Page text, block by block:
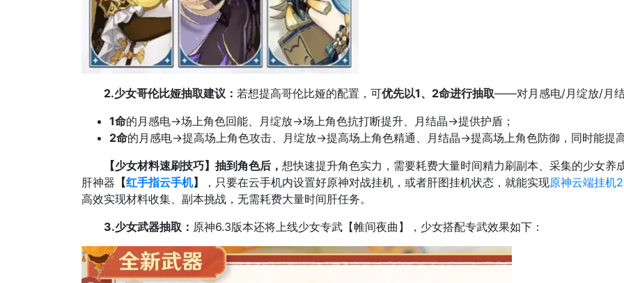
2.少女哥伦比娅抽取建议： 若想提高哥伦比娅的配置，可优先以1、2命进行抽取——对月感电/月绽放/月结
1命的月感电→场上角色回能、月绽放→场上角色抗打断提升、月结晶→提供护盾；
2命的月感电→提高场上角色攻击、月绽放→提高场上角色精通、月结晶→提高场上角色防御，同时能提
【少女材料速刷技巧】抽到角色后， 想快速提升角色实力，需要耗费大量时间精力刷副本、采集的少女
肝神器 【红手指云手机】 ，只要在云手机内设置好原神对战挂机，或者肝图挂机状态，就能实现原神云端挂机
高效实现材料收集、副本挑战，无需耗费大量时间肝任务。
3.少女武器抽取： 原神6.3版本还将上线少女专武【帷间夜曲】，少女搭配专武效果如下：